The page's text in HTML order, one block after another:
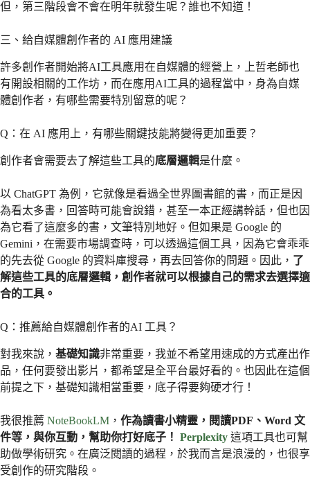
但，第三階段會不會在明年就發生呢？誰也不知道！
三、給自媒體創作者的 AI 應用建議
許多創作者開始將AI工具應用在自媒體的經營上，上哲老師也
有開設相關的工作坊，而在應用AI工具的過程當中，身為自媒
體創作者，有哪些需要特別留意的呢？
Q：在 AI 應用上，有哪些關鍵技能將變得更加重要？
創作者會需要去了解這些工具的底層邏輯是什麼。
以 ChatGPT 為例，它就像是看過全世界圖書館的書，而正是因
為看太多書，回答時可能會說錯，甚至一本正經講幹話，但也因
為它看了這麼多的書，文筆特別地好。但如果是 Google 的
Gemini，在需要市場調查時，可以透過這個工具，因為它會乖乖
的先去從 Google 的資料庫搜尋，再去回答你的問題。因此， 了
解這些工具的底層邏輯，創作者就可以根據自己的需求去選擇適
合的工具。
Q：推薦給自媒體創作者的AI 工具？
對我來說， 基礎知識非常重要，我並不希望用速成的方式產出作
品，任何要發出影片，都希望是全平台最好看的。也因此在這個
前提之下，基礎知識相當重要，底子得要夠硬才行！
我很推薦 NoteBookLM ， 作為讀書小精靈，閱讀PDF、Word 文
件等，與你互動，幫助你打好底子！ Perplexity 這項工具也可幫
助做學術研究。在廣泛閱讀的過程，於我而言是浪漫的，也很享
受創作的研究階段。